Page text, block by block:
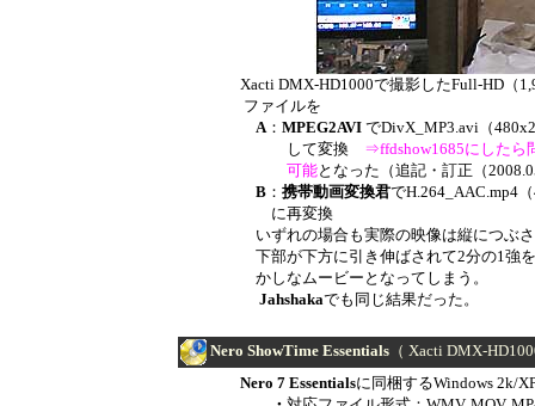
Xacti DMX-HD1000で撮影したFull-HD（
ファイルを
A： MPEG2AVIでDivX_MP3.avi（
して変換 ⇒ffdshow1685にしたら
可能となった（追記・訂正 （
B： 携帯動画変換君でH.264_AAC.mp4
に再変換
いずれの場合も実際の映像は縦につぶさ
下部が下方に引き伸ばされて2分の1強を
かしなムービーとなってしまう。
Jahshakaでも同じ結果だった。
Nero ShowTime Essentials（ Xacti DMX-
Nero 7 Essentialsに同梱するWindows 2k/